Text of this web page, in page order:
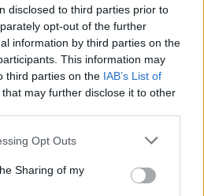
disclosed to third parties prior to
opt-out of the further
information by third parties on the
This information may
third parties on the IAB’s List of
that may further disclose it to other
app uses one or more Google
behaviour. You may click to
and its third-party tags to
Opt Outs
Sharing of my